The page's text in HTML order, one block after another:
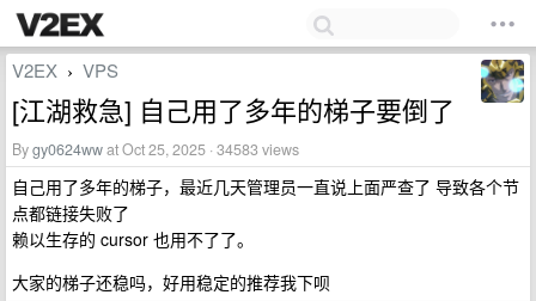
V2EX › VPS
[江湖救急] 自己用了多年的梯子要倒了
Bygy0624wwat Oct 25, 2025 · 34583 views
自己用了多年的梯子，最近几天管理员一直说上面严查了 导致各个节
点都链接失败了
赖以生存的 cursor 也用不了了。
大家的梯子还稳吗，好用稳定的推荐我下呗